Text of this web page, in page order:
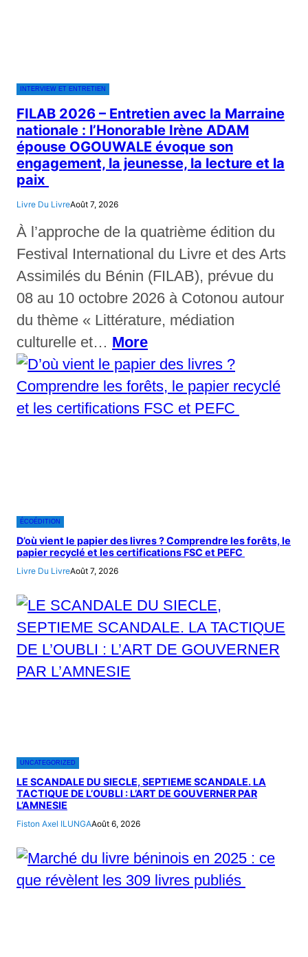
INTERVIEW ET ENTRETIEN
FILAB 2026 – Entretien avec la Marraine
nationale : l’Honorable Irène ADAM
épouse OGOUWALE évoque son
engagement, la jeunesse, la lecture et la
paix
Livre Du LivreAoût 7, 2026
À l’approche de la quatrième édition du
Festival International du Livre et des Arts
Assimilés du Bénin (FILAB), prévue du
08 au 10 octobre 2026 à Cotonou autour
du thème « Littérature, médiation
culturelle et… More
ÉCOÉDITION
D’où vient le papier des livres ? Comprendre les forêts, le
papier recyclé et les certifications FSC et PEFC
Livre Du LivreAoût 7, 2026
UNCATEGORIZED
LE SCANDALE DU SIECLE, SEPTIEME SCANDALE. LA
TACTIQUE DE L’OUBLI : L’ART DE GOUVERNER PAR
L’AMNESIE
Fiston Axel ILUNGAAoût 6, 2026